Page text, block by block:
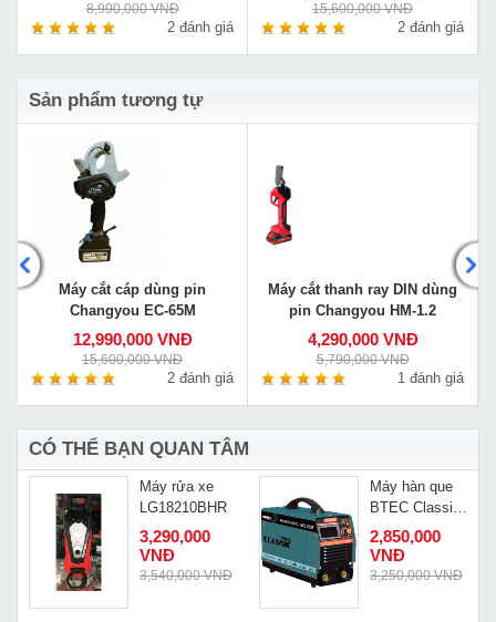
8,990,000 VNĐ
2 đánh giá
15,600,000 VNĐ
2 đánh giá
Sản phẩm tương tự
Máy cắt cáp dùng pin
Changyou EC-65M
12,990,000 VNĐ
15,600,000 VNĐ
2 đánh giá
Máy cắt thanh ray DIN dùng
pin Changyou HM-1.2
4,290,000 VNĐ
5,790,000 VNĐ
1 đánh giá
CÓ THỂ BẠN QUAN TÂM
Máy rửa xe
LG18210BHR
3,290,000
VNĐ
3,540,000 VNĐ
Máy hàn que
BTEC Classic
ARC-200B
2,850,000
VNĐ
3,250,000 VNĐ